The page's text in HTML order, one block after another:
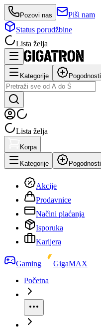
Pozovi nas
Piši nam
Status porudžbine
Lista želja
Kategorije Pogodnosti
Lista želja
Korpa
Kategorije Pogodnosti
Akcije
Prodavnice
Načini plaćanja
Isporuka
Karijera
Gaming
GigaMAX
Početna